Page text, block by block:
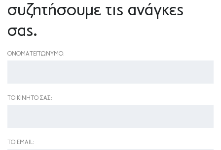
συζητήσουμε τις ανάγκες
σας.
ΟΝΟΜΑΤΕΠΏΝΥΜΟ:
ΤΟ ΚΙΝΗΤΌ ΣΑΣ:
ΤΟ EMAIL: